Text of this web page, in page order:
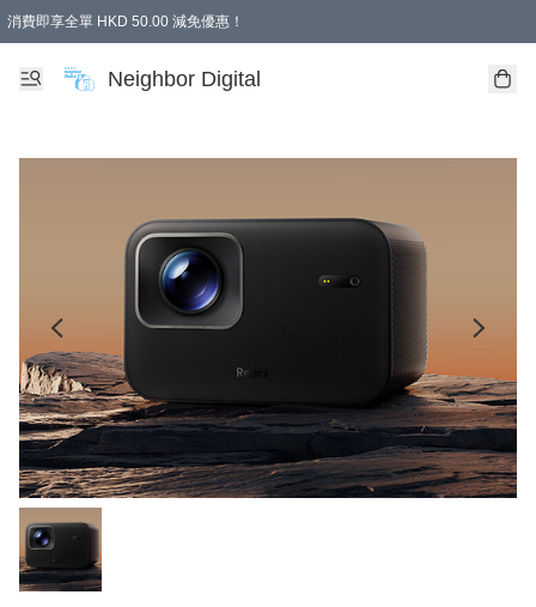
消費即享全單 HKD 50.00 減免優惠！
Neighbor Digital